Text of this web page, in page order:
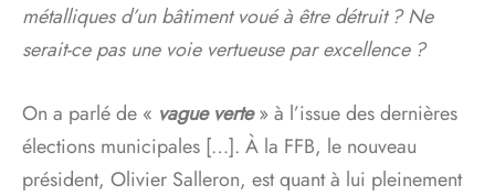
métalliques d’un bâtiment voué à être détruit ? Ne
serait-ce pas une voie vertueuse par excellence ?
On a parlé de « vague verte» à l’issue des dernières
élections municipales […]. À la FFB, le nouveau
président, Olivier Salleron, est quant à lui pleinement